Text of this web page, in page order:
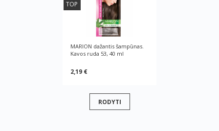
TOP
MARION dažantis šampūnas.
Kavos ruda 53, 40 ml
2,19 €
RODYTI